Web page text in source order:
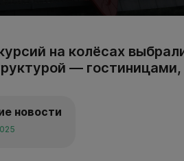
на колёсах
—
новости